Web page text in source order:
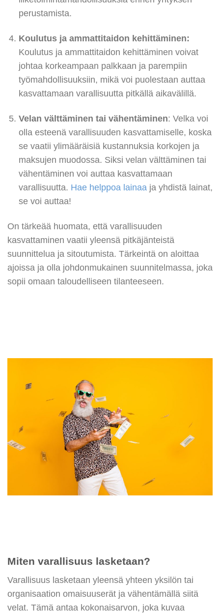
perustamista.
Koulutus ja ammattitaidon kehittäminen:
Koulutus ja ammattitaidon kehittäminen voivat
johtaa korkeampaan palkkaan ja parempiin
työmahdollisuuksiin, mikä voi puolestaan auttaa
kasvattamaan varallisuutta pitkällä aikavälillä.
Velan välttäminen tai vähentäminen: Velka voi
olla esteenä varallisuuden kasvattamiselle, koska
se vaatii ylimääräisiä kustannuksia korkojen ja
maksujen muodossa. Siksi velan välttäminen tai
vähentäminen voi auttaa kasvattamaan
varallisuutta. Hae helppoa lainaa ja yhdistä lainat,
se voi auttaa!
On tärkeää huomata, että varallisuuden
kasvattaminen vaatii yleensä pitkäjänteistä
suunnittelua ja sitoutumista. Tärkeintä on aloittaa
ajoissa ja olla johdonmukainen suunnitelmassa, joka
sopii omaan taloudelliseen tilanteeseen.
Miten varallisuus lasketaan?
Varallisuus lasketaan yleensä yhteen yksilön tai
organisaation omaisuuserät ja vähentämällä siitä
velat. Tämä antaa kokonaisarvon, joka kuvaa